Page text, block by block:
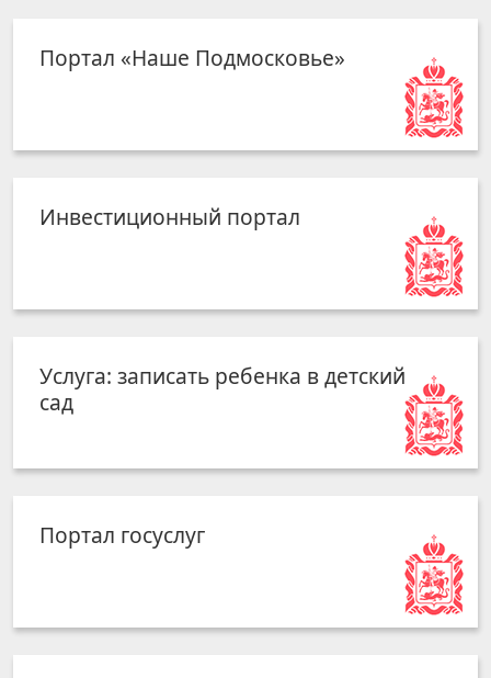
Портал «Наше Подмосковье»
Инвестиционный портал
Услуга: записать ребенка в детский
сад
Портал госуслуг